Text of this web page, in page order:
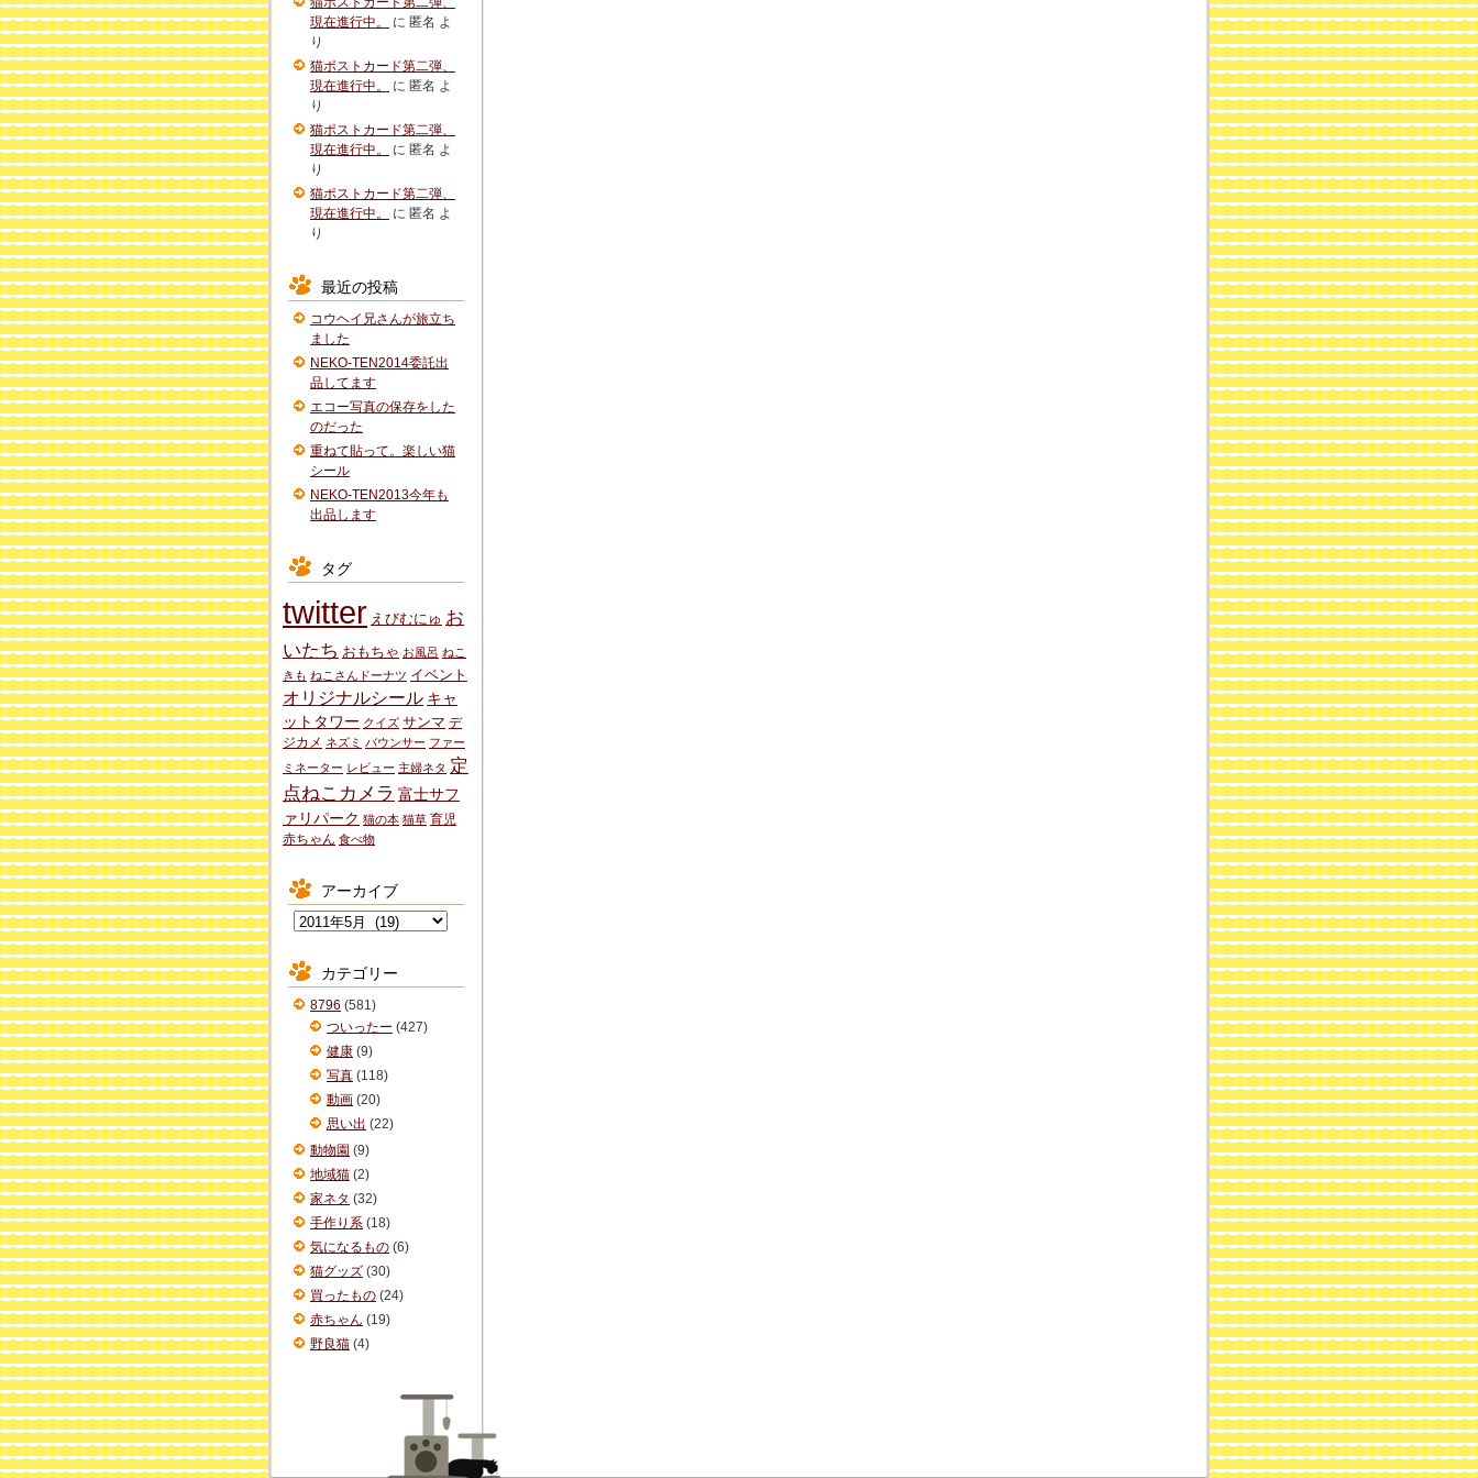
現在進行中。
に 匿名 よ
り
猫ポストカード第二弾、
現在進行中。
に 匿名 よ
り
猫ポストカード第二弾、
現在進行中。
に 匿名 よ
り
猫ポストカード第二弾、
現在進行中。
に 匿名 よ
り
最近の投稿
コウヘイ兄さんが旅立ち
ました
NEKO-TEN2014委託出
品してます
エコー写真の保存をした
のだった
重ねて貼って。楽しい猫
シール
NEKO-TEN2013今年も
出品します
タグ
twitter えびむにゅ お
いたち おもちゃ お風呂 ねこ
きも ねこさんドーナツ イベント
オリジナルシール キャ
ットタワー クイズ サンマ デ
ジカメ ネズミ バウンサー ファー
ミネーター レビュー 主婦ネタ 定
点ねこカメラ 富士サフ
ァリパーク 猫の本 猫草 育児
赤ちゃん 食べ物
アーカイブ
イ
ブ
カテゴリー
8796 (581)
ついったー (427)
健康 (9)
写真 (118)
動画 (20)
思い出 (22)
動物園 (9)
地域猫 (2)
家ネタ (32)
手作り系 (18)
気になるもの (6)
猫グッズ (30)
買ったもの (24)
赤ちゃん (19)
野良猫 (4)